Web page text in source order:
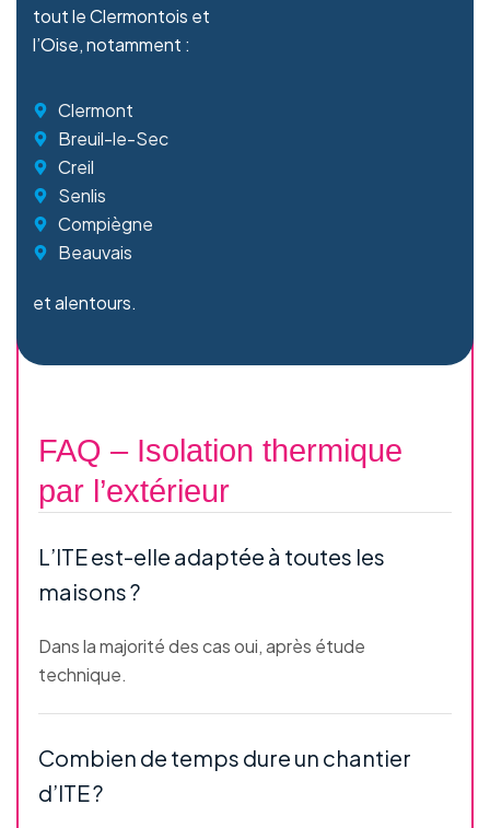
tout le Clermontois et
l’Oise, notamment :
Clermont
Breuil-le-Sec
Creil
Senlis
Compiègne
Beauvais
et alentours.
FAQ – Isolation thermique
par l’extérieur
L’ITE est-elle adaptée à toutes les
maisons ?
Dans la majorité des cas oui, après étude
technique.
Combien de temps dure un chantier
d’ITE ?